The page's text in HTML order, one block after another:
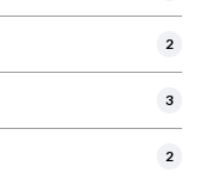
2
3
2